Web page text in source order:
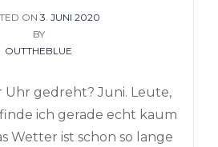
ON POSTED
ON
3. JUNI 2020
BY
OUTTHEBLUE
Uhr gedreht? Juni. Leute,
finde ich gerade echt kaum
Wetter ist schon so lange